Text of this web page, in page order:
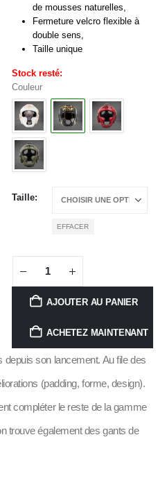
de mousses naturelles,
Fermeture velcro flexible à
double sens,
Taille unique
Stock resté:
Couleur
Taille
EFFACER
AJOUTER AU PANIER
ACHETEZ MAINTENANT
son lancement. Au file des
(padding, forme, design).
compléter le reste de la gamme
trouve également des gants de